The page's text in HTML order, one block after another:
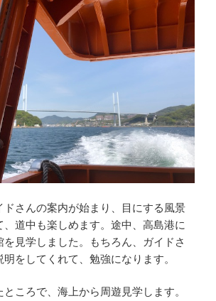
ドさんの案内が始まり、目にする風景
、道中も楽しめます。途中、高島港に
見学しました。もちろん、ガイドさ
をしてくれて、勉強になります。
ころで、海上から周遊見学します。